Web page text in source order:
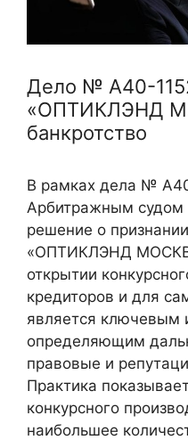
Дело № А40-
«ОПТИКЛЭНД
банкротство
В рамках дела №
Арбитражным судом
решение о
«ОПТИКЛЭНД
открытии
кредиторов и для
является ключевым
определяющим
правовые и
Практика
конкурсного
наибольшее